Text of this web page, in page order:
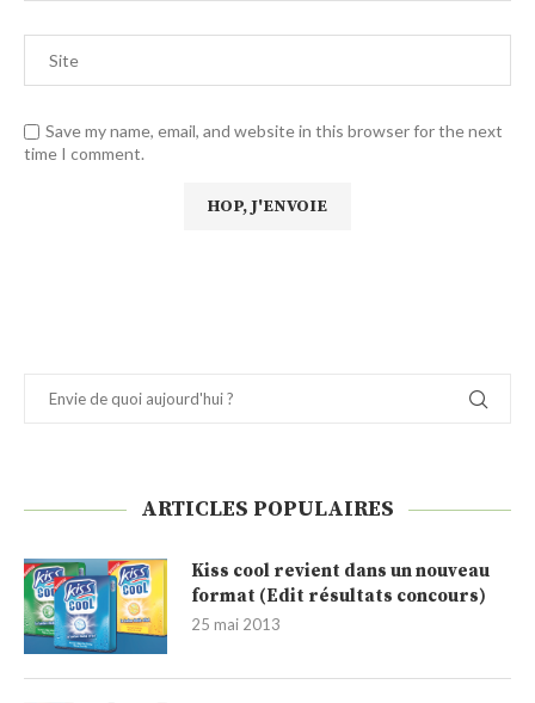
Save my name, email, and website in this browser for the next
time I comment.
ARTICLES POPULAIRES
Kiss cool revient dans un nouveau
format (Edit résultats concours)
25 mai 2013